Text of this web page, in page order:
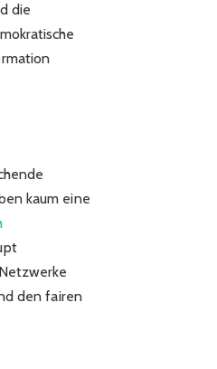
die
kaum eine
den fairen